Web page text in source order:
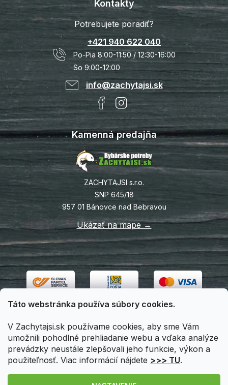
Táto webstránka používa súbory cookies.
V Zachytajsi.sk používame cookies, aby sme Vám
umožnili pohodlné prehliadanie webu a vďaka analýze
prevádzky neustále zlepšovali jeho funkcie, výkon a
použiteľnosť. Viac informácií nájdete >>> TU.
Kontakty
Potrebujete poradiť?
+421 940 622 040
Po-Pia 8:00-11:50 / 12:30-16:00
So 9:00-12:00
info@zachytajsi.sk
Kamenná predajňa
ZACHYTAJSI s.r.o.
SNP 645/18
957 01 Bánovce nad Bebravou
Ukázať na mape →